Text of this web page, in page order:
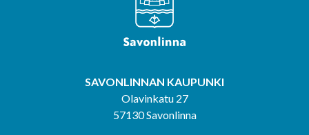
SAVONLINNAN KAUPUNKI
Olavinkatu 27
57130 Savonlinna